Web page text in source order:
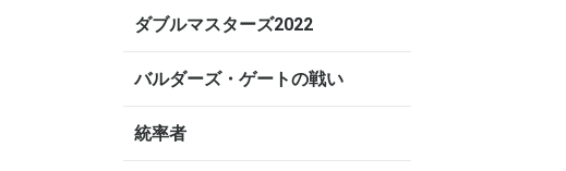
ダブルマスターズ2022
バルダーズ・ゲートの戦い
統率者